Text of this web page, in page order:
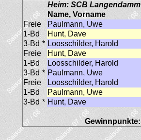
Heim: SCB Langendamm
Name, Vorname
Freie
Paulmann, Uwe
1-Bd
Hunt, Dave
3-Bd * Loosschilder, Harold
Freie
Hunt, Dave
1-Bd
Loosschilder, Harold
3-Bd * Paulmann, Uwe
Freie
Loosschilder, Harold
1-Bd
Paulmann, Uwe
3-Bd * Hunt, Dave
Gewinnpunkte: